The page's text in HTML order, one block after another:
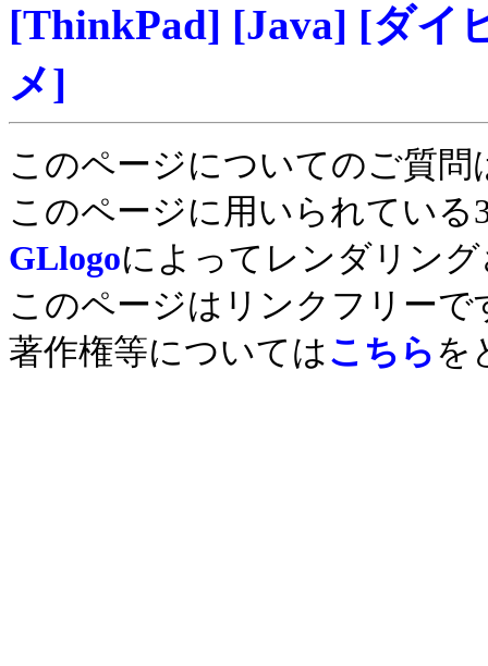
[ThinkPad] [Java] [ダイ
メ]
このページについてのご質問
このページに用いられてい
GLlogoによってレンダリン
このページはリンクフリーで
著作権等についてはこちら を